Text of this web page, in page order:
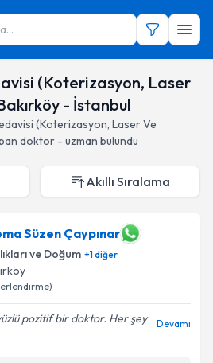
(Koterizasyon, Laser
- İstanbul
(Koterizasyon, Laser Ve
doktor - uzman bulundu
Akıllı Sıralama
Süzen Çaypınar
ve Doğum +1diğer
pozitif bir doktor. Her şey
Devamı